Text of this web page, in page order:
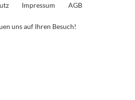
Impressum AGB
uns auf Ihren Besuch!